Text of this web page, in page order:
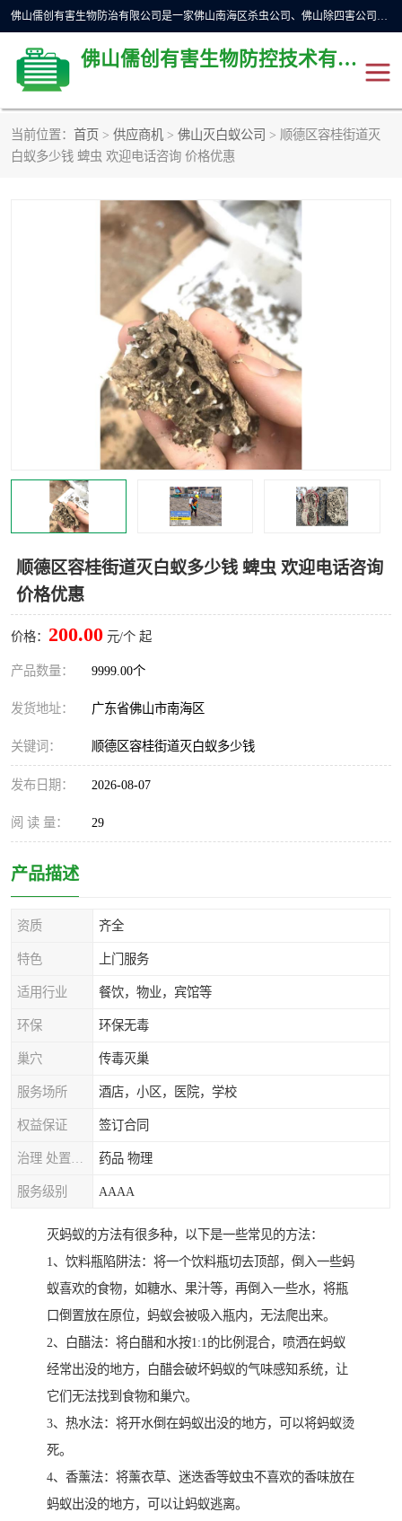
佛山儒创有害生物防治有限公司是一家佛山南海区杀虫公司、佛山除四害公司、佛山灭白蚁公司、佛山白蚁防治公司，让您远离虫害困扰。要问佛山白蚁防治哪家好？佛山儒创有害生物防治有限公司全佛山、广州，正规公司，上门勘查，可靠，售后有保障。
佛山儒创有害生物防控技术有限公司
当前位置： 首页 > 供应商机 > 佛山灭白蚁公司 > 顺德区容桂街道灭
白蚁多少钱 蜱虫 欢迎电话咨询 价格优惠
顺德区容桂街道灭白蚁多少钱 蜱虫 欢迎电话咨询
价格优惠
价格： 200.00 元/个 起
产品数量： 9999.00个
发货地址： 广东省佛山市南海区
关键词： 顺德区容桂街道灭白蚁多少钱
发布日期： 2026-08-07
阅 读 量： 29
产品描述
资质 齐全
特色 上门服务
适用行业 餐饮，物业，宾馆等
环保 环保无毒
巢穴 传毒灭巢
服务场所 酒店，小区，医院，学校
权益保证 签订合同
药品 物理
服务级别 AAAA
灭蚂蚁的方法有很多种，以下是一些常见的方法：
1、饮料瓶陷阱法：将一个饮料瓶切去顶部，倒入一些蚂
蚁喜欢的食物，如糖水、果汁等，再倒入一些水，将瓶
口倒置放在原位，蚂蚁会被吸入瓶内，无法爬出来。
2、白醋法：将白醋和水按1:1的比例混合，喷洒在蚂蚁
经常出没的地方，白醋会破坏蚂蚁的气味感知系统，让
它们无法找到食物和巢穴。
3、热水法：将开水倒在蚂蚁出没的地方，可以将蚂蚁烫
死。
4、香薰法：将薰衣草、迷迭香等蚊虫不喜欢的香味放在
蚂蚁出没的地方，可以让蚂蚁逃离。
除四害公司 佛山杀虫
佛山白蚁防治公司
佛山灭白蚁公司 佛山杀虫公司
佛山除四害公司 灭鼠
消杀
灭跳蚤
灭蟑螂
果蝇防治
害虫防治 灭杀害虫